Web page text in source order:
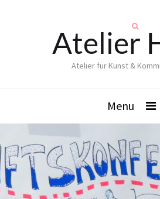
Atelier
Atelier für Kunst &
Menu